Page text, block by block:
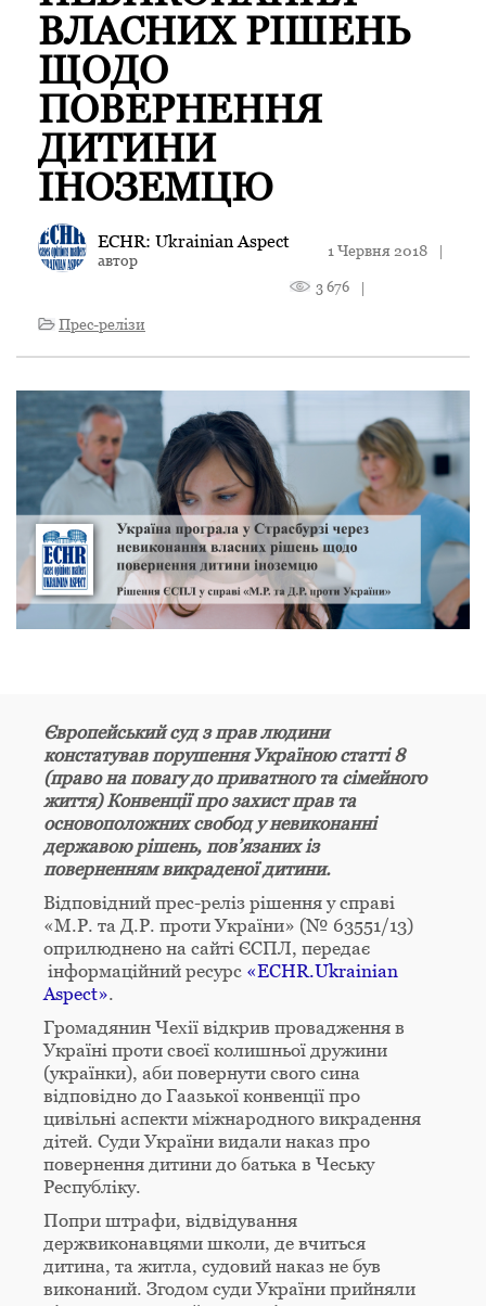
ВЛАСНИХ РІШЕНЬ
ЩОДО
ПОВЕРНЕННЯ
ДИТИНИ
ІНОЗЕМЦЮ
ECHR: Ukrainian Aspect
автор
1 Червня 2018 |
3 676
|
Прес-релізи
Європейський суд з прав людини
констатував порушення Україною статті 8
(право на повагу до приватного та сімейного
життя) Конвенції про захист прав та
основоположних свобод у невиконанні
державою рішень, пов’язаних із
поверненням викраденої дитини.
Відповідний прес-реліз рішення у справі
«М.Р. та Д.Р. проти України» (№ 63551/13)
оприлюднено на сайті ЄСПЛ, передає
інформаційний ресурс «ECHR.Ukrainian
Aspect».
Громадянин Чехії відкрив провадження в
Україні проти своєї колишньої дружини
(українки), аби повернути свого сина
відповідно до Гаазької конвенції про
цивільні аспекти міжнародного викрадення
дітей. Суди України видали наказ про
повернення дитини до батька в Чеську
Республіку.
Попри штрафи, відвідування
держвиконавцями школи, де вчиться
дитина, та житла, судовий наказ не був
виконаний. Згодом суди України прийняли